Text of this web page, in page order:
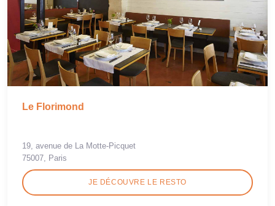
Le Florimond
19, avenue de La Motte-Picquet
75007, Paris
JE DÉCOUVRE LE RESTO